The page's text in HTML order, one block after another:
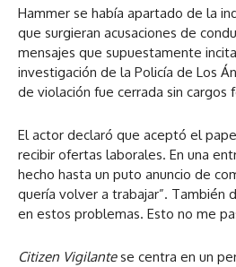
Hammer se había apartado de la
que surgieran acusaciones de
mensajes que supuestamente
investigación de la Policía de Los
de violación fue cerrada sin cargos
El actor declaró que aceptó el
recibir ofertas laborales. En una
hecho hasta un puto anuncio de
quería volver a trabajar”. También
en estos problemas. Esto no me
Citizen Vigilantese centra en un